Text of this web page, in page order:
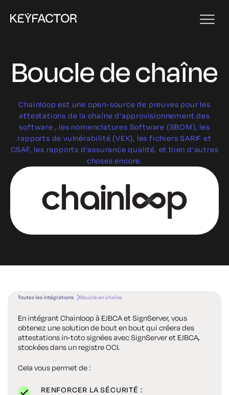
Boucle de chaîne
Chainloop est une open-source de preuves pour les
attestations de la chaîne d'approvisionnement des
software , les nomenclatures Software (SBOM), les
rapports de vulnérabilité (VEX), les fichiers SARIF et
CSAF, les rapports d'assurance qualité, et bien d'autres
choses encore.
Toutes les intégrations Boucle en chaîne
En intégrant Chainloop à EJBCA et SignServer, vous
obtenez une solution de bout en bout qui créera des
attestations in-toto signées avec SignServer et EJBCA,
stockées dans un registre OCI.
Cela vous permet de :
RENFORCER LA SÉCURITÉ :